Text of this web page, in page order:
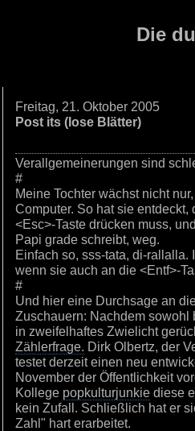
Die
Freitag, 21. Oktober 2005
Post its (lose Blätter)
Verallgemeinerungen sind
#
Meine Tochter wächst nicht
Computer. So hat sie
<Esc>-Taste drücken muss,
Papi grade schreibt, weg.
Einfach so, sss-tata, di-
wenn sie auch an die <Entf>-
#
Und hier eine Durchsage an
Zuschauern: Nachdem
in zweifelhaftes Zwielicht
Zählerfrage. Dirk Olbertz, der
testet derzeit einen neu
November der Öffentlichkeit
Kollege popkulturjunkie diese
kein Zufall. Schließlich hat er
Zahl" hart erarbeitet.